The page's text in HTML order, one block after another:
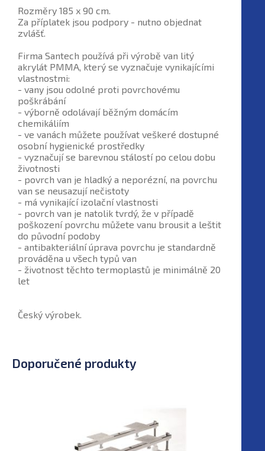
Rozměry 185 x 90 cm.
Za příplatek jsou podpory - nutno objednat
zvlášť.
Firma Santech používá při výrobě van litý
akrylát PMMA, který se vyznačuje vynikajícími
vlastnostmi:
- vany jsou odolné proti povrchovému
poškrábání
- výborně odolávají běžným domácím
chemikáliím
- ve vanách můžete používat veškeré dostupné
osobní hygienické prostředky
- vyznačují se barevnou stálostí po celou dobu
životnosti
- povrch van je hladký a neporézní, na povrchu
van se neusazují nečistoty
- má vynikající izolační vlastnosti
- povrch van je natolik tvrdý, že v případě
poškození povrchu můžete vanu brousit a leštit
do původní podoby
- antibakteriální úprava povrchu je standardně
prováděna u všech typů van
- životnost těchto termoplastů je minimálně 20
let
Český výrobek.
Doporučené produkty